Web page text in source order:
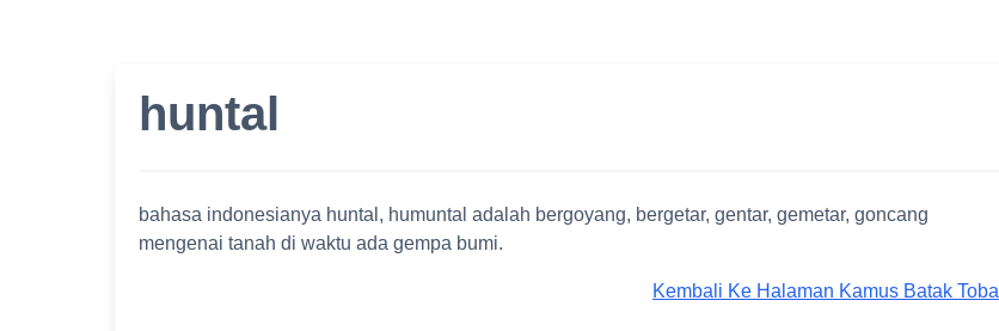
huntal
bahasa indonesianya huntal, humuntal adalah bergoyang, bergetar, gentar, gemetar, goncang
mengenai tanah di waktu ada gempa bumi.
Kembali Ke Halaman Kamus Batak Toba